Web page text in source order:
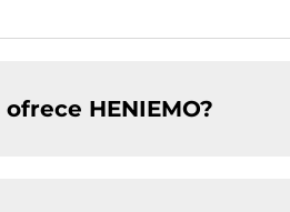
HENIEMO?